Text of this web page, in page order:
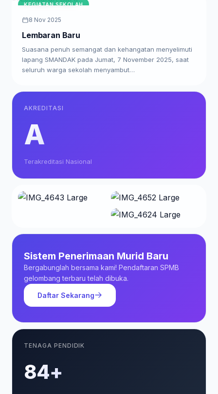
KEGIATAN SEKOLAH
8 Nov 2025
Lembaran Baru
Suasana penuh semangat dan kehangatan menyelimuti
lapang SMANDAK pada Jumat, 7 November 2025, saat
seluruh warga sekolah menyambut…
AKREDITASI
A
Terakreditasi Nasional
Sistem Penerimaan Murid Baru
Bergabunglah bersama kami! Pendaftaran SPMB
gelombang terbaru telah dibuka.
Daftar Sekarang
TENAGA PENDIDIK
85+